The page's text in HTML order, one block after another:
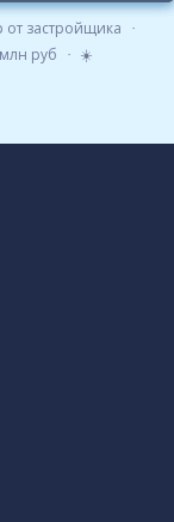
от застройщика
руб
☀️